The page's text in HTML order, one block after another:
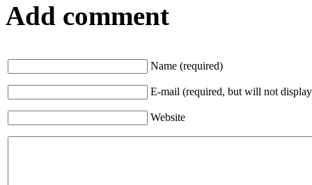
Add comment
Name (required)
E-mail (required, but will not
Website